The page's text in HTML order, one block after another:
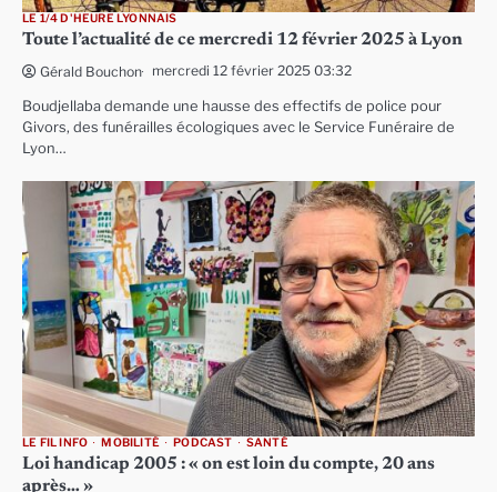
LE 1/4 D'HEURE LYONNAIS
Toute l’actualité de ce mercredi 12 février 2025 à Lyon
Gérald Bouchon mercredi 12 février 2025 03:32
Boudjellaba demande une hausse des effectifs de police pour
Givors, des funérailles écologiques avec le Service Funéraire de
Lyon…
LE FIL INFO MOBILITÉ PODCAST SANTÉ
Loi handicap 2005 : « on est loin du compte, 20 ans
après… »